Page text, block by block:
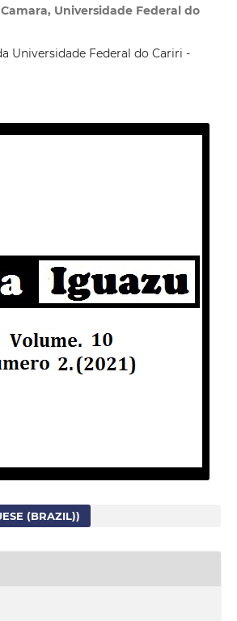
Universidade Federal do
Universidade Federal do Cariri -
(BRAZIL))